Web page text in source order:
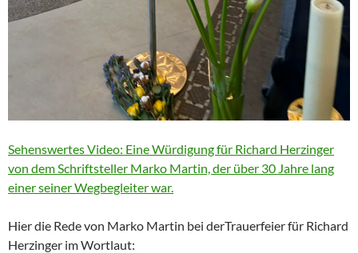
Sehenswertes Video: Eine Würdigung für Richard Herzinger
von dem Schriftsteller Marko Martin, der über 30 Jahre lang
einer seiner Wegbegleiter war.
Hier die Rede von Marko Martin bei derTrauerfeier für Richard
Herzinger im Wortlaut: